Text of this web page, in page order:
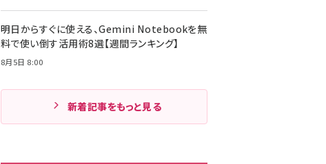
明日からすぐに使える、Gemini Notebookを無
料で使い倒す活用術8選【週間ランキング】
8月5日 8:00
新着記事をもっと見る